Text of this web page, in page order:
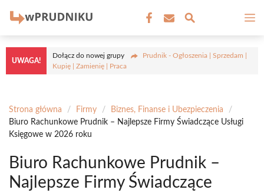
treści
UWAGA!
Dołącz do nowej grupy
Prudnik - Ogłoszenia | Sprzedam |
Kupię | Zamienię | Praca
Strona główna / Firmy / Biznes, Finanse i Ubezpieczenia
/
Biuro Rachunkowe Prudnik – Najlepsze Firmy Świadczące Usługi
Księgowe w 2026 roku
Biuro Rachunkowe Prudnik –
Najlepsze Firmy Świadczące